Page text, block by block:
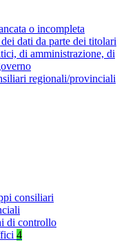
o incompleta
dati da parte dei titolari
di amministrazione, di
regionali/provinciali
consiliari
di controllo
4